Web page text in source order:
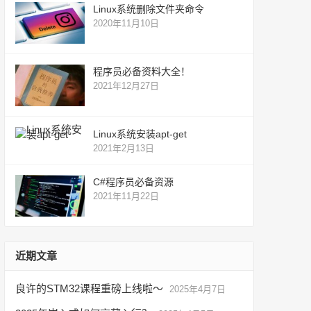
Linux系统删除文件夹命令
2020年11月10日
程序员必备资料大全！
2021年12月27日
Linux系统安装apt-get
2021年2月13日
C#程序员必备资源
2021年11月22日
近期文章
良许的STM32课程重磅上线啦～ 2025年4月7日